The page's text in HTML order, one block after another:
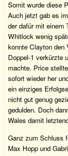
Somit wurde diese
Auch jetzt gab es
der dafür mit einem
Whitlock wenig
konnte Clayton den
Doppel-1 verkürzte
machte. Price
sofort wieder her
ein einziges
nicht gut genug
gedulden. Doch
Wales damit
Ganz zum Schluss
Max Hopp und